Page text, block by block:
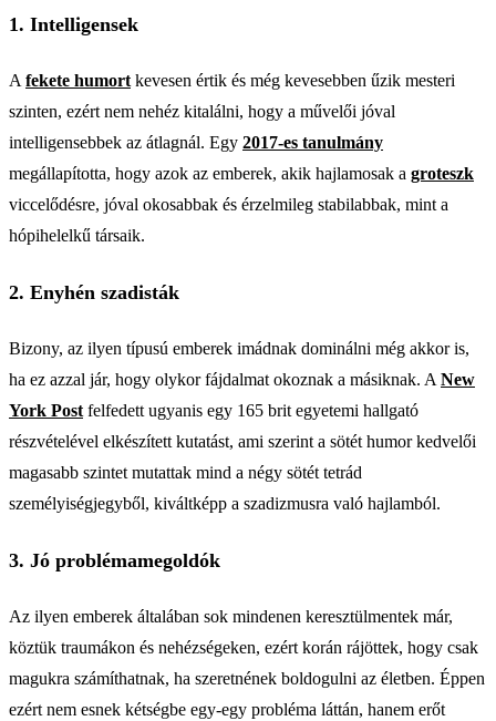
1. Intelligensek
A fekete humort kevesen értik és még kevesebben űzik mesteri
szinten, ezért nem nehéz kitalálni, hogy a művelői jóval
intelligensebbek az átlagnál. Egy 2017-es tanulmány
megállapította, hogy azok az emberek, akik hajlamosak a groteszk
viccelődésre, jóval okosabbak és érzelmileg stabilabbak, mint a
hópihelelkű társaik.
2. Enyhén szadisták
Bizony, az ilyen típusú emberek imádnak dominálni még akkor is,
ha ez azzal jár, hogy olykor fájdalmat okoznak a másiknak. A New
York Post felfedett ugyanis egy 165 brit egyetemi hallgató
részvételével elkészített kutatást, ami szerint a sötét humor kedvelői
magasabb szintet mutattak mind a négy sötét tetrád
személyiségjegyből, kiváltképp a szadizmusra való hajlamból.
3. Jó problémamegoldók
Az ilyen emberek általában sok mindenen keresztülmentek már,
köztük traumákon és nehézségeken, ezért korán rájöttek, hogy csak
magukra számíthatnak, ha szeretnének boldogulni az életben. Éppen
ezért nem esnek kétségbe egy-egy probléma láttán, hanem erőt